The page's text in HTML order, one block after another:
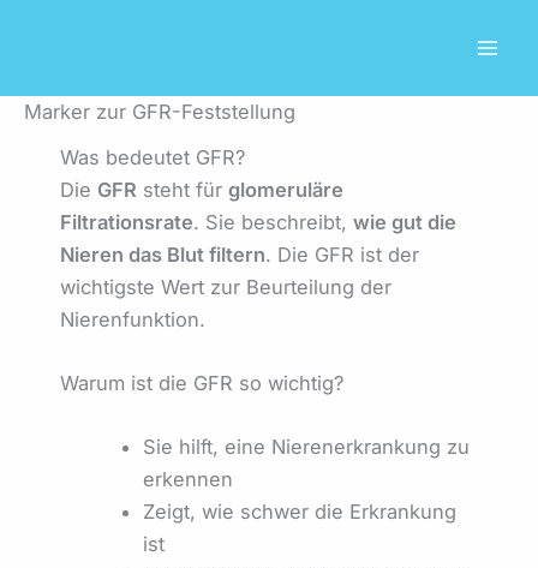
Marker zur GFR-Feststellung
Was bedeutet GFR?
Die GFR steht für glomeruläre
Filtrationsrate. Sie beschreibt, wie gut die
Nieren das Blut filtern. Die GFR ist der
wichtigste Wert zur Beurteilung der
Nierenfunktion.
Warum ist die GFR so wichtig?
Sie hilft, eine Nierenerkrankung zu
erkennen
Zeigt, wie schwer die Erkrankung
ist